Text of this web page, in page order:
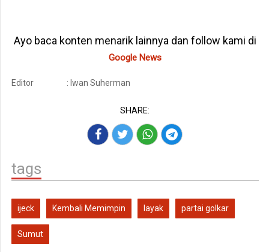
Ayo baca konten menarik lainnya dan follow kami di
Google News
Editor : Iwan Suherman
SHARE:
tags
ijeck Kembali Memimpin layak partai golkar
Sumut